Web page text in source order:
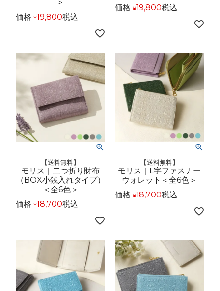
＞
価格 ¥19,800税込
価格 ¥19,800税込
【送料無料】
モリス｜二つ折り財布
（BOX小銭入れタイプ）
＜全6色＞
価格 ¥18,700税込
【送料無料】
モリス｜L字ファスナー
ウォレット＜全6色＞
価格 ¥18,700税込